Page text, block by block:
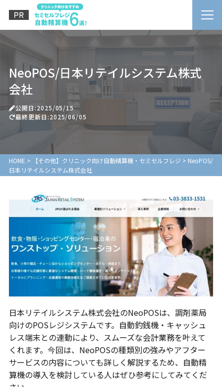
NeoPOS/日本リテイルシステム株式
会社
公開日:2025/05/15
最終更新日:2025/06/05
HOME > 【その他】クリニック向け自動精算機・セミセルフレジ > NeoPOS/
日本リテイルシステム株式会社
日本リテイルシステム株式会社のNeoPOSは、調剤薬局
向けのPOSレジシステムです。自動釣銭機・キャッシュ
レス端末との連動により、スムーズな会計業務を叶えて
くれます。今回は、NeoPOSの種類別の強みやアフター
サービスの内容についても詳しく解説するため、自動精
算機の導入を検討している人はぜひ参考にしてみてくだ